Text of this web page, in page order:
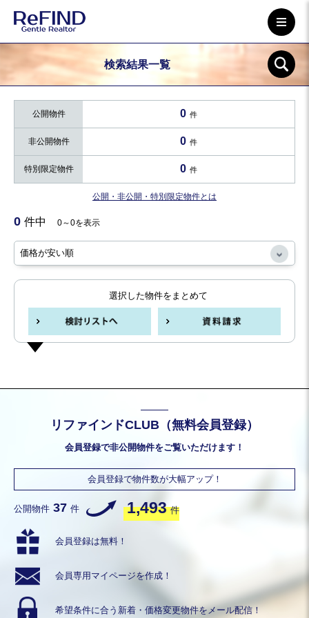
検索結果一覧
公開物件 0 件
非公開物件 0 件
特別限定物件 0 件
公開・非公開・特別限定物件とは
0 件中 0～0を表示
選択した物件をまとめて
リファインドCLUB（無料会員登録）
会員登録で非公開物件をご覧いただけます！
会員登録で物件数が大幅アップ！
公開物件 37 件 1,493 件
会員登録は無料！
会員専用 マイページを作成！
希望条件に合う 新着・価格変更物件をメール配信！